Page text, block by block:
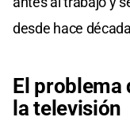
desde hace
El problema
la televisión